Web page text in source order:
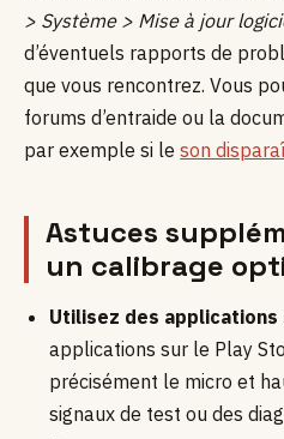
> Système > Mise à jour
d’éventuels rapports de
que vous rencontrez. Vous
forums d’entraide ou la
par exemple si leson
Astuces
un calibrage
Utilisez des applications
applications sur le Play
précisément le micro et
signaux de test ou des